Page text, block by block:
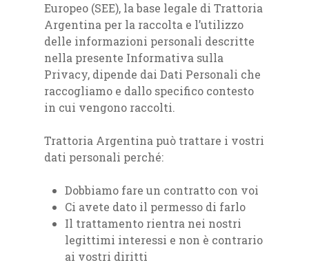
Europeo (SEE), la base legale di Trattoria
Argentina per la raccolta e l’utilizzo
delle informazioni personali descritte
nella presente Informativa sulla
Privacy, dipende dai Dati Personali che
raccogliamo e dallo specifico contesto
in cui vengono raccolti.
Trattoria Argentina può trattare i vostri
dati personali perché:
Dobbiamo fare un contratto con voi
Ci avete dato il permesso di farlo
Il trattamento rientra nei nostri
legittimi interessi e non è contrario
ai vostri diritti